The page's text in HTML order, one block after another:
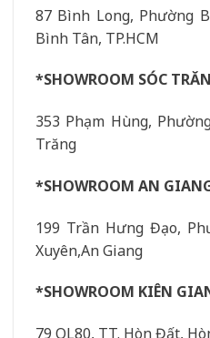
87 Bình Long, Phường
Bình Tân, TP.HCM
*SHOWROOM SÓC
353 Phạm Hùng,
Trăng
*SHOWROOM AN
199 Trần Hưng Đạo,
Xuyên,An Giang
*SHOWROOM KIÊN
79 QL80, TT. Hòn Đất,